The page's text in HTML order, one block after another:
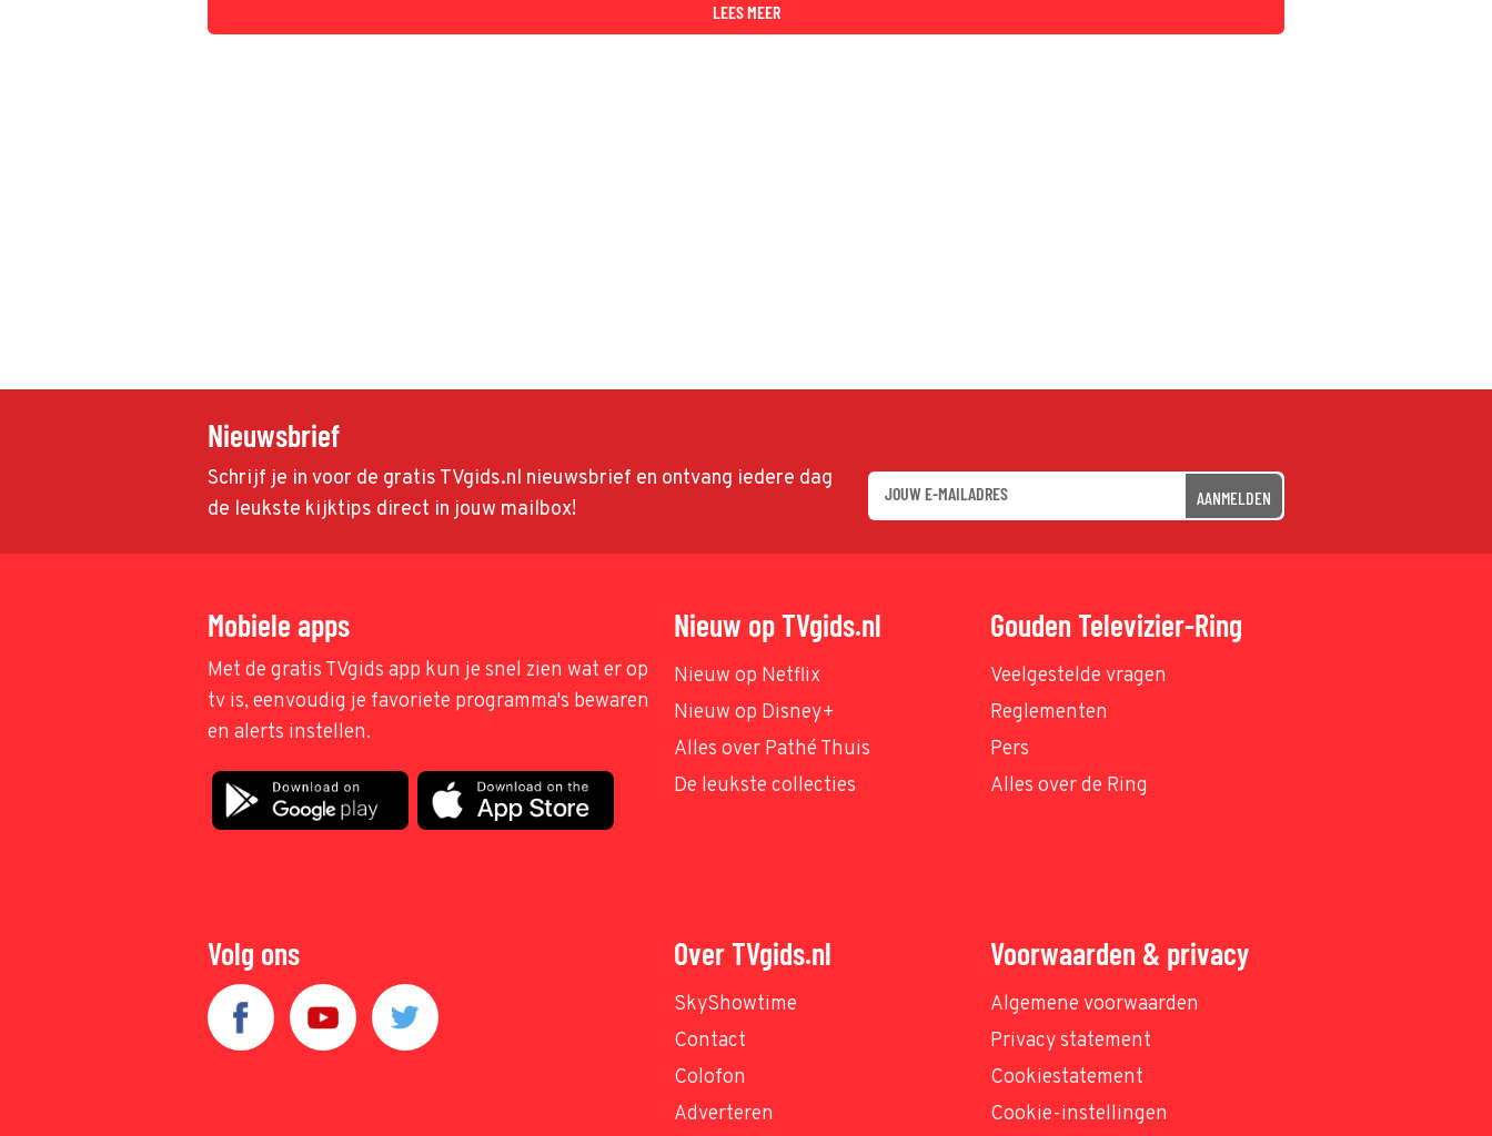
LEES MEER
Nieuwsbrief
Schrijf je in voor de gratis TVgids.nl nieuwsbrief en ontvang iedere dag
de leukste kijktips direct in jouw mailbox!
AANMELDEN
Mobiele apps
Met de gratis TVgids app kun je snel zien wat er op
tv is, eenvoudig je favoriete programma's bewaren
en alerts instellen.
Nieuw op TVgids.nl
Nieuw op Netflix
Nieuw op Disney+
Alles over Pathé Thuis
De leukste collecties
Gouden Televizier-Ring
Veelgestelde vragen
Reglementen
Pers
Alles over de Ring
Volg ons Over TVgids.nl
SkyShowtime
Contact
Colofon
Adverteren
Voorwaarden & privacy
Algemene voorwaarden
Privacy statement
Cookiestatement
Cookie-instellingen